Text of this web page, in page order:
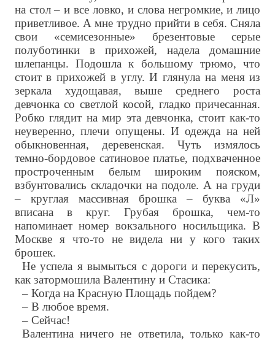
на стол – и все ловко, и слова негромкие, и лицо
приветливое. А мне трудно прийти в себя. Сняла
свои «семисезонные» брезентовые серые
полуботинки в прихожей, надела домашние
шлепанцы. Подошла к большому трюмо, что
стоит в прихожей в углу. И глянула на меня из
зеркала худощавая, выше среднего роста
девчонка со светлой косой, гладко причесанная.
Робко глядит на мир эта девчонка, стоит как-то
неуверенно, плечи опущены. И одежда на ней
обыкновенная, деревенская. Чуть измялось
темно-бордовое сатиновое платье, подхваченное
простроченным белым широким пояском,
взбунтовались складочки на подоле. А на груди
– круглая массивная брошка – буква «Л»
вписана в круг. Грубая брошка, чем-то
напоминает номер вокзального носильщика. В
Москве я что-то не видела ни у кого таких
брошек.
Не успела я вымыться с дороги и перекусить,
как затормошила Валентину и Стасика:
– Когда на Красную Площадь пойдем?
– В любое время.
– Сейчас!
Валентина ничего не ответила, только как-то